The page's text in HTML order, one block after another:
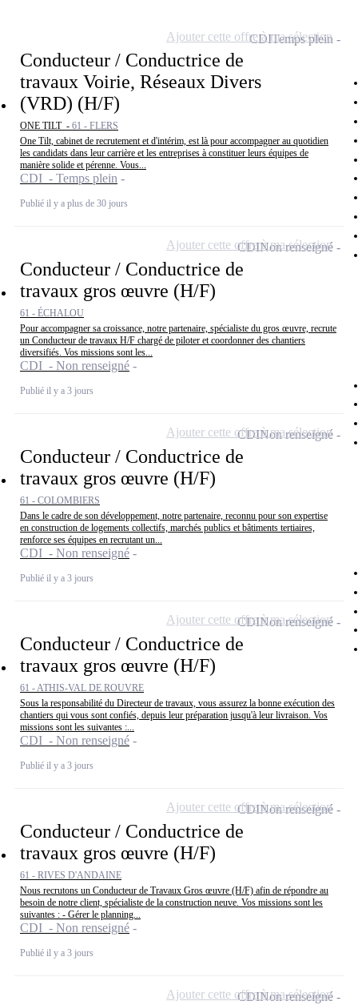
Conducteur / Conductrice de
travaux Voirie, Réseaux Divers
(VRD) (H/F)
ONE TILT - 61 - FLERS
One Tilt, cabinet de recrutement et d'intérim, est là pour accompagner au quotidien
les candidats dans leur carrière et les entreprises à constituer leurs équipes de
manière solide et pérenne. Vous...
CDI - Temps plein
Publié il y a plus de 30 jours
CDITemps plein
Ajouter cette offre à ma sélection
Conducteur / Conductrice de
travaux gros œuvre (H/F)
61 - ÉCHALOU
Pour accompagner sa croissance, notre partenaire, spécialiste du gros œuvre, recrute
un Conducteur de travaux H/F chargé de piloter et coordonner des chantiers
diversifiés. Vos missions sont les...
CDI - Non renseigné
Publié il y a 3 jours
CDINon renseigné
Ajouter cette offre à ma sélection
Conducteur / Conductrice de
travaux gros œuvre (H/F)
61 - COLOMBIERS
Dans le cadre de son développement, notre partenaire, reconnu pour son expertise
en construction de logements collectifs, marchés publics et bâtiments tertiaires,
renforce ses équipes en recrutant un...
CDI - Non renseigné
Publié il y a 3 jours
CDINon renseigné
Ajouter cette offre à ma sélection
Conducteur / Conductrice de
travaux gros œuvre (H/F)
61 - ATHIS-VAL DE ROUVRE
Sous la responsabilité du Directeur de travaux, vous assurez la bonne exécution des
chantiers qui vous sont confiés, depuis leur préparation jusqu'à leur livraison. Vos
missions sont les suivantes :...
CDI - Non renseigné
Publié il y a 3 jours
CDINon renseigné
Ajouter cette offre à ma sélection
Conducteur / Conductrice de
travaux gros œuvre (H/F)
61 - RIVES D'ANDAINE
Nous recrutons un Conducteur de Travaux Gros œuvre (H/F) afin de répondre au
besoin de notre client, spécialiste de la construction neuve. Vos missions sont les
suivantes : - Gérer le planning...
CDI - Non renseigné
Publié il y a 3 jours
CDINon renseigné
Ajouter cette offre à ma sélection
CDINon renseigné
Ajouter cette offre à ma sélection